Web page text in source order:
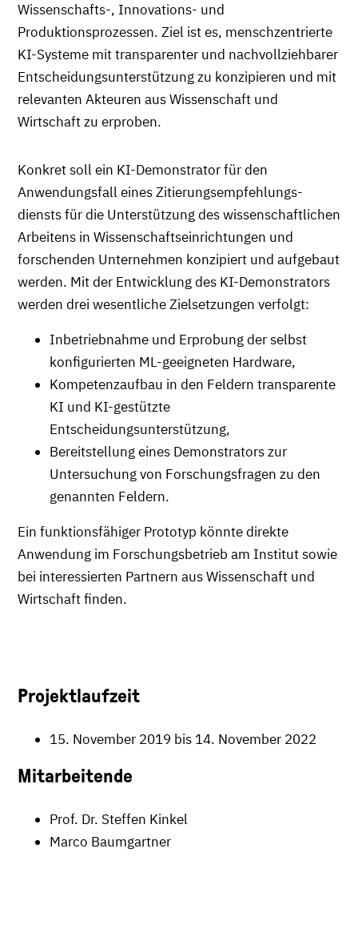
Wissenschafts-, Innovations- und
Produktionsprozessen. Ziel ist es, menschzentrierte
KI-Systeme mit transparenter und nachvollziehbarer
Entscheidungsunterstützung zu konzipieren und mit
relevanten Akteuren aus Wissenschaft und
Wirtschaft zu erproben.
Konkret soll ein KI-Demonstrator für den
Anwendungsfall eines Zitierungsempfehlungs­
diensts für die Unterstützung des wissenschaftlichen
Arbeitens in Wissenschafts­einrichtungen und
forschenden Unternehmen konzipiert und aufgebaut
werden. Mit der Entwicklung des KI-Demonstrators
werden drei wesentliche Zielsetzungen verfolgt:
Inbetriebnahme und Erprobung der selbst
konfigurierten ML-geeigneten Hardware,
Kompetenzaufbau in den Feldern transparente
KI und KI-gestützte
Entscheidungsunterstützung,
Bereitstellung eines Demonstrators zur
Untersuchung von Forschungsfragen zu den
genannten Feldern.
Ein funktionsfähiger Prototyp könnte direkte
Anwendung im Forschungsbetrieb am Institut sowie
bei interessierten Partnern aus Wissenschaft und
Wirtschaft finden.
Projektlaufzeit
15. November 2019 bis 14. November 2022
Mitarbeitende
Prof. Dr. Steffen Kinkel
Marco Baumgartner